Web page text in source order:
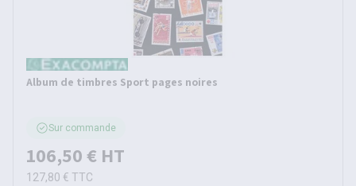
Album de timbres Sport pages noires
Sur commande
106,50 € HT
127,80 € TTC